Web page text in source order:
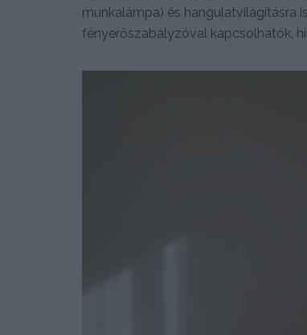
munkalámpa) és hangulatvilágításra
fényerőszabályzóval kapcsolhatók,